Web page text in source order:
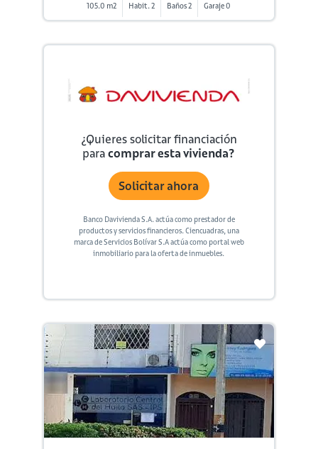
105.0 m2 Habit. 2 Baños 2 Garaje 0
¿Quieres solicitar financiación
paracomprar esta vivienda?
Solicitar ahora
Banco Davivienda S.A. actúa como prestador de
productos y servicios financieros. Ciencuadras, una
marca de Servicios Bolívar S.A actúa como portal web
inmobiliario para la oferta de inmuebles.